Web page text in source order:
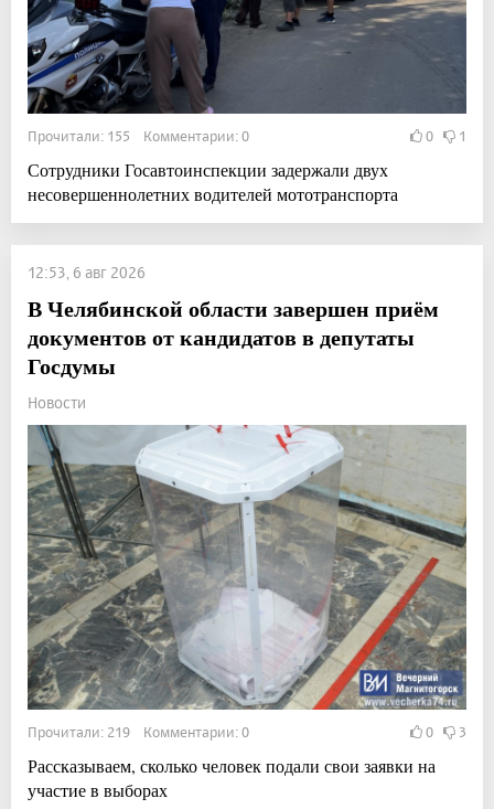
Прочитали: 155 Комментарии: 0 0 1
Сотрудники Госавтоинспекции задержали двух
несовершеннолетних водителей мототранспорта
12:53, 6 авг 2026
В Челябинской области завершен приём
документов от кандидатов в депутаты
Госдумы
Новости
Прочитали: 219 Комментарии: 0 0 3
Рассказываем, сколько человек подали свои заявки на
участие в выборах